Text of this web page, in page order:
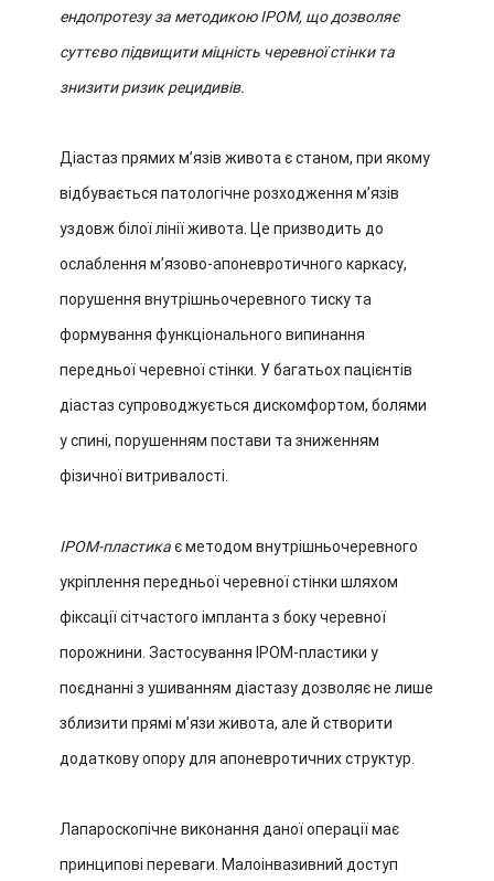
ендопротезу за методикою IPOM, що дозволяє
суттєво підвищити міцність черевної стінки та
знизити ризик рецидивів.
Діастаз прямих м’язів живота є станом, при якому
відбувається патологічне розходження м’язів
уздовж білої лінії живота. Це призводить до
ослаблення м’язово-апоневротичного каркасу,
порушення внутрішньочеревного тиску та
формування функціонального випинання
передньої черевної стінки. У багатьох пацієнтів
діастаз супроводжується дискомфортом, болями
у спині, порушенням постави та зниженням
фізичної витривалості.
IPOM-пластикає методом внутрішньочеревного
укріплення передньої черевної стінки шляхом
фіксації сітчастого імпланта з боку черевної
порожнини. Застосування IPOM-пластики у
поєднанні з ушиванням діастазу дозволяє не лише
зблизити прямі м’язи живота, але й створити
додаткову опору для апоневротичних структур.
Лапароскопічне виконання даної операції має
принципові переваги. Малоінвазивний доступ